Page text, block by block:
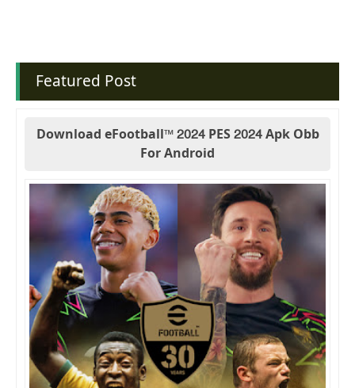
Featured Post
Download eFootball™ 2024 PES 2024 Apk Obb
For Android